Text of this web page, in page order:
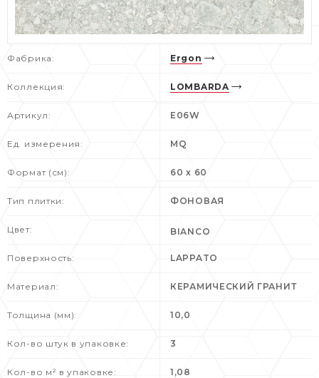
Фабрика: Ergon
Коллекция: LOMBARDA
Артикул: E06W
Ед. измерения: MQ
Формат (см): 60 x 60
Тип плитки: ФОНОВАЯ
Цвет: BIANCO
Поверхность: LAPPATO
Материал: КЕРАМИЧЕСКИЙ ГРАНИТ
Толщина (мм): 10,0
Кол-во штук в упаковке: 3
Кол-во м² в упаковке: 1,08